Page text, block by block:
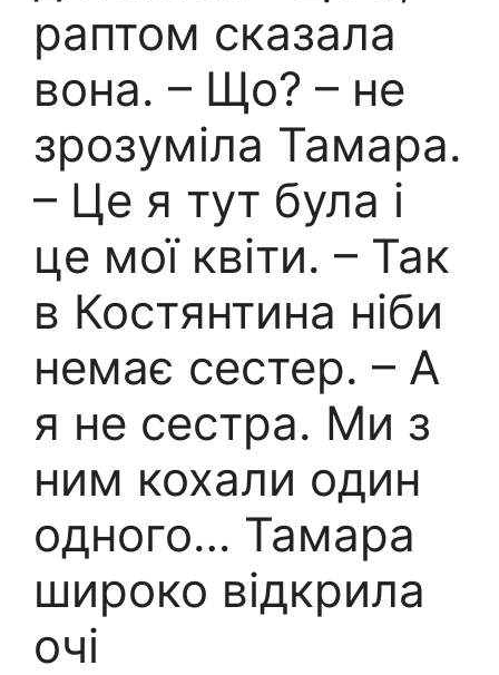
раптом сказала
вона. – Що? – не
зрозуміла Тамара.
– Це я тут була і
це мої квіти. – Так
в Костянтина ніби
немає сестер. – А
я не сестра. Ми з
ним кохали один
одного… Тамара
широко відкрила
очі